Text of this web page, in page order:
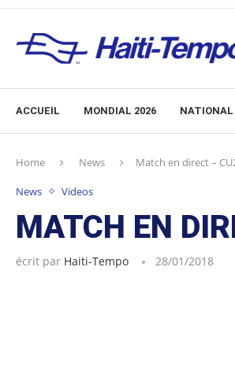
ACCUEIL MONDIAL 2026 NATIONAL
Home News Match en direct –
News Videos
MATCH EN
écrit par Haiti-Tempo 28/01/2018